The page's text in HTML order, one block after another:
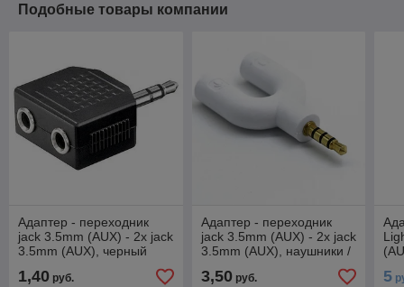
Подобные товары компании
Адаптер - переходник
jack 3.5mm (AUX) - 2x jack
3.5mm (AUX), черный
1,40 руб.
Адаптер - переходник
jack 3.5mm (AUX) - 2x jack
3.5mm (AUX), наушники /
микрофон, белый 555743
3,50руб. 5